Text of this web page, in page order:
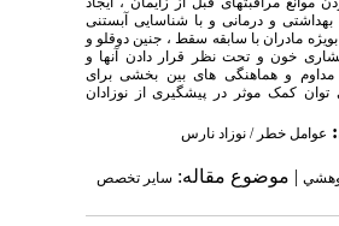
بهداشتی و درمانی و با شناسایی آبستنی
مادران با سابقه سقط ، جنین دوقلو و
خون و تحت نظر قرار دادن آنها و
و هماهنگی های بین بخشی برای
توان کمک موثر در پیشگیری از نوزادان
عوامل خطر / نوزاد نارس
| موضوع مقاله: سایر تخصص